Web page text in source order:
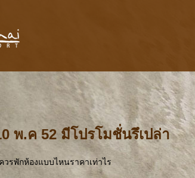
พ.ค 52 มีโปรโมชั่นรึเปล่า
รพักห้องแบบไหนราคาเท่าไร